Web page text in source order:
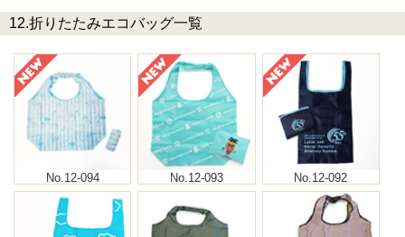
12.折りたたみエコバッグ一覧
No.12-094 No.12-093 No.12-092